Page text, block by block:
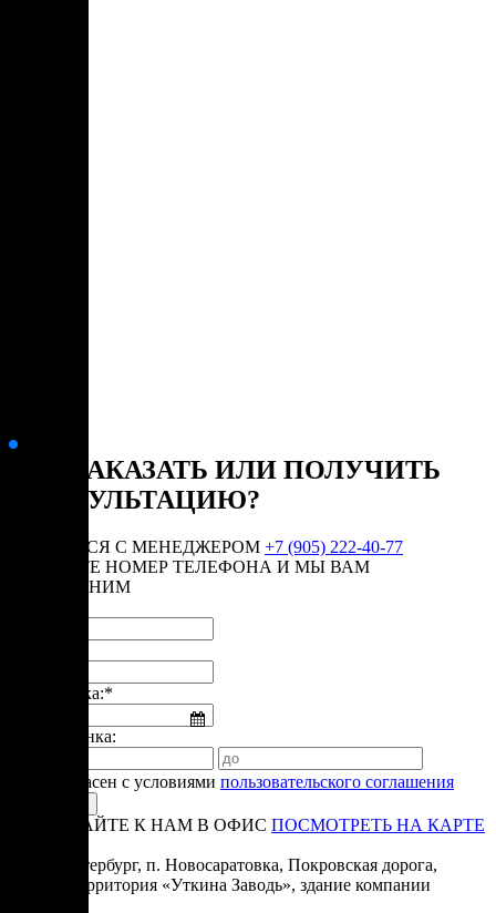
КАК ЗАКАЗАТЬ ИЛИ ПОЛУЧИТЬ
КОНСУЛЬТАЦИЮ?
СВЯЗАТЬСЯ С МЕНЕДЖЕРОМ +7 (905) 222-40-77
ОСТАВЬТЕ НОМЕР ТЕЛЕФОНА И МЫ ВАМ
ПЕРЕЗВОНИМ
Дата звонка:*
Время звонка:
Я согласен с условиями пользовательского соглашения
ПРИЕЗЖАЙТЕ К НАМ В ОФИС ПОСМОТРЕТЬ НА КАРТЕ
Санкт-Петербург, п. Новосаратовка, Покровская дорога,
частная территория «Уткина Заводь», здание компании